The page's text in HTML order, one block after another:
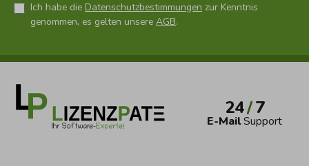
Ich habe die Datenschutzbestimmungen zur Kenntnis
genommen, es gelten unsere AGB.
24/7
E-MailSupport